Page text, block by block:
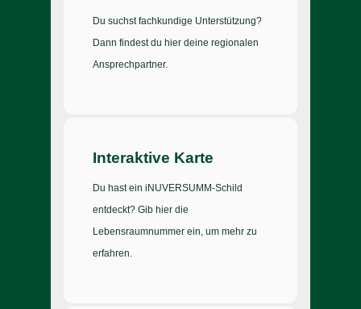
Du suchst fachkundige Unterstützung?
Dann findest du hier deine regionalen
Ansprechpartner.
Interaktive Karte
Du hast ein iNUVERSUMM-Schild
entdeckt? Gib hier die
Lebensraumnummer ein, um mehr zu
erfahren.